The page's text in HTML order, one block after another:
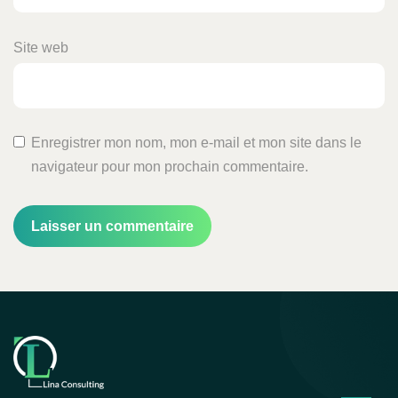
Site web
Enregistrer mon nom, mon e-mail et mon site dans le
navigateur pour mon prochain commentaire.